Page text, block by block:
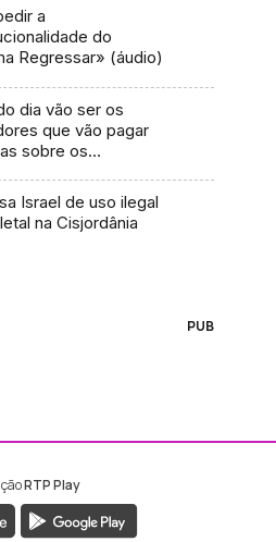
a
do
Regressar» (áudio)
dia vão ser os
que vão pagar
sobre os
Israel de uso ilegal
na Cisjordânia
PUB
RTP Play